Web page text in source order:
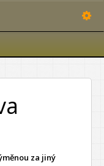
za jiný